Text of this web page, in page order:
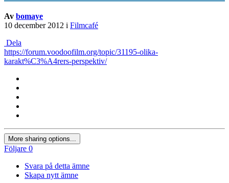
Av bomaye
10 december 2012 i Filmcafé
Dela
https://forum.voodoofilm.org/topic/31195-olika-
karakt%C3%A4rers-perspektiv/
More sharing options...
Följare 0
Svara på detta ämne
Skapa nytt ämne